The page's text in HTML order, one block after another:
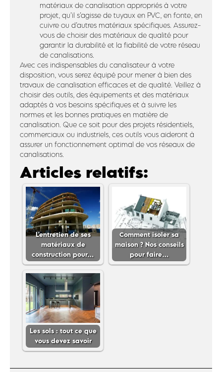
matériaux de canalisation appropriés à votre
projet, qu’il s’agisse de tuyaux en PVC, en fonte, en
cuivre ou d’autres matériaux spécifiques. Assurez-
vous de choisir des matériaux de qualité pour
garantir la durabilité et la fiabilité de votre réseau
de canalisations.
Avec ces indispensables du canalisateur à votre
disposition, vous serez équipé pour mener à bien des
travaux de canalisation efficaces et de qualité. Veillez à
choisir des outils, des équipements et des matériaux
adaptés à vos besoins spécifiques et à suivre les
normes et les bonnes pratiques en matière de
canalisation. Que ce soit pour des projets résidentiels,
commerciaux ou industriels, ces outils vous aideront à
assurer un fonctionnement optimal de vos réseaux de
canalisations.
Articles relatifs:
L'entretien de ses
matériaux de
construction pour…
Comment isoler sa
maison ? Nos conseils
pour faire…
Les sols : tout ce que
vous devez savoir